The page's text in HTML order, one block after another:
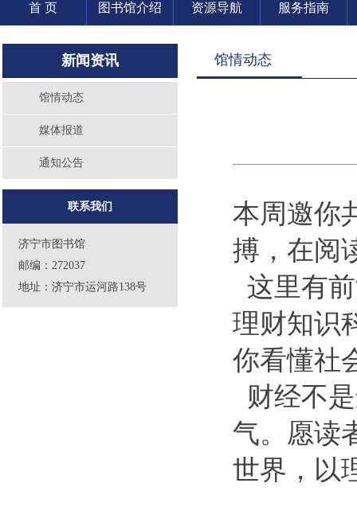
首 页 图书馆介绍 资源导航 服务指南
新闻资讯
馆情动态
媒体报道
通知公告
联系我们
济宁市图书馆
邮编：272037
地址：济宁市运河路138号
馆情动态
本周邀你
搏，在阅
这里有
理财知识
你看懂社
财经不
气。愿读
世界，以